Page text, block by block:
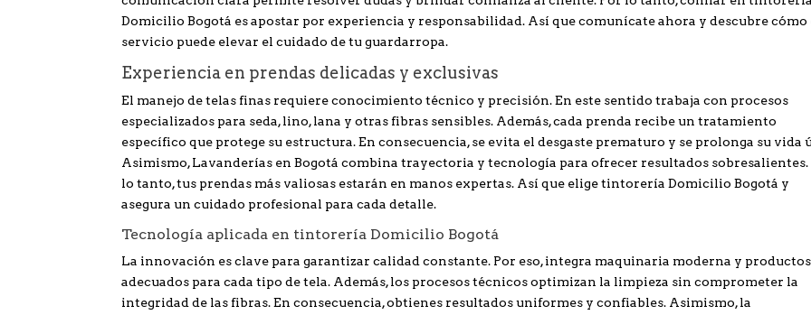
Domicilio Bogotá es apostar por experiencia y responsabilidad. Así que comunícate ahora y descubre cómo
servicio puede elevar el cuidado de tu guardarropa.
Experiencia en prendas delicadas y exclusivas
El manejo de telas finas requiere conocimiento técnico y precisión. En este sentido trabaja con procesos
especializados para seda, lino, lana y otras fibras sensibles. Además, cada prenda recibe un tratamiento
específico que protege su estructura. En consecuencia, se evita el desgaste prematuro y se prolonga su vida
Asimismo, Lavanderías en Bogotá combina trayectoria y tecnología para ofrecer resultados sobresalientes.
lo tanto, tus prendas más valiosas estarán en manos expertas. Así que elige tintorería Domicilio Bogotá y
asegura un cuidado profesional para cada detalle.
Tecnología aplicada en tintorería Domicilio Bogotá
La innovación es clave para garantizar calidad constante. Por eso, integra maquinaria moderna y productos
adecuados para cada tipo de tela. Además, los procesos técnicos optimizan la limpieza sin comprometer la
integridad de las fibras. En consecuencia, obtienes resultados uniformes y confiables. Asimismo, la